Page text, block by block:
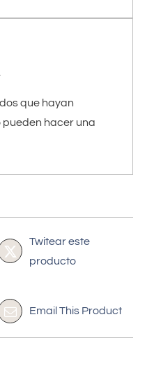
que hayan
hacer una
Twitear este
producto
Email This Product